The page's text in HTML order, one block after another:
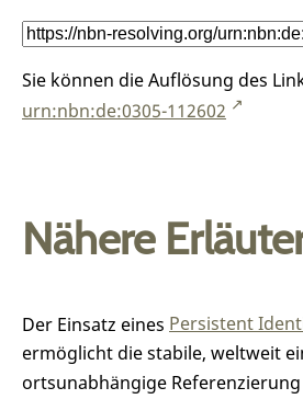
Sie können die Auflösung des
urn:nbn:de:0305-112602
Nähere
Der Einsatz eines Persistent
ermöglicht die stabile, weltweit
ortsunabhängige